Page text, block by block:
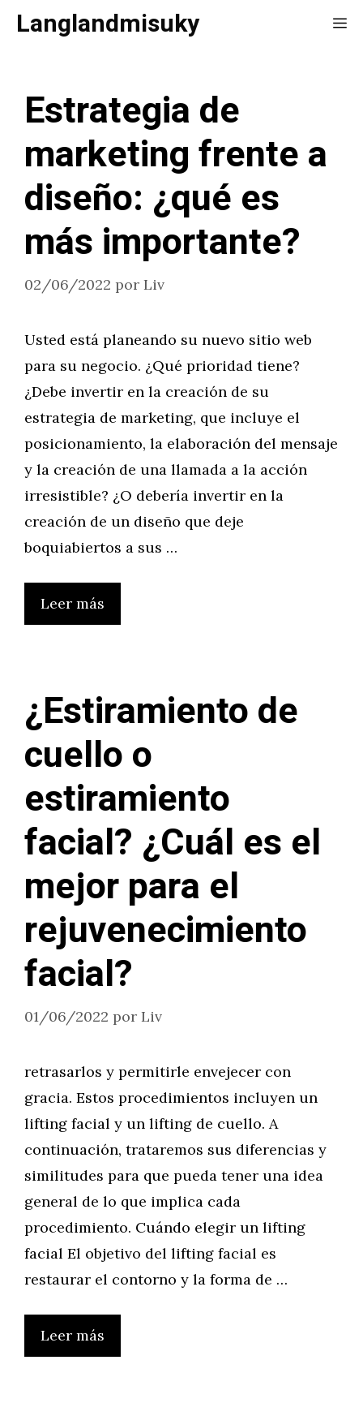
SaltarLanglandmisuky
Estrategia de
marketing frente a
diseño: ¿qué es
más importante?
02/06/2022 por Liv
Usted está planeando su nuevo sitio web
para su negocio. ¿Qué prioridad tiene?
¿Debe invertir en la creación de su
estrategia de marketing, que incluye el
posicionamiento, la elaboración del mensaje
y la creación de una llamada a la acción
irresistible? ¿O debería invertir en la
creación de un diseño que deje
boquiabiertos a sus …
Leer más
¿Estiramiento de
cuello o
estiramiento
facial? ¿Cuál es el
mejor para el
rejuvenecimiento
facial?
01/06/2022 por Liv
retrasarlos y permitirle envejecer con
gracia. Estos procedimientos incluyen un
lifting facial y un lifting de cuello. A
continuación, trataremos sus diferencias y
similitudes para que pueda tener una idea
general de lo que implica cada
procedimiento. Cuándo elegir un lifting
facial El objetivo del lifting facial es
restaurar el contorno y la forma de …
Leer más